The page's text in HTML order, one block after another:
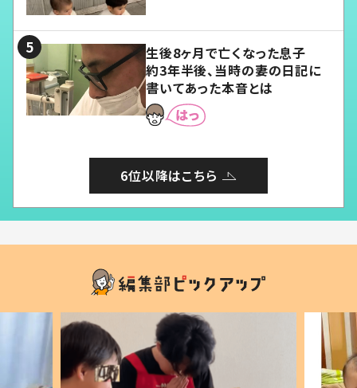
生後8ヶ月で亡くなった息子
約3年半後、当時の妻の日記に
書いてあった本音とは
6位以降はこちら